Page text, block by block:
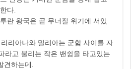
다.
란 왕국은 곧 무너질 위기에 서있
리아나와 밀리아는 군함 사이를 자
라고 불리는 작은 밴쉽을 타고있는
견하는데.